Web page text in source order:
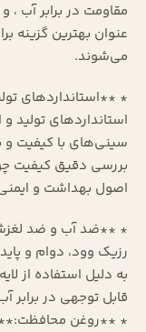
مقاومت در برابر آب
عنوان بهترین گزینه
می‌شوند.
* **استانداردهای
استانداردهای تولید و
سینی‌های با کیفیت و
بررسی دقیق کیفیت
اصول بهداشت و
* **ضد آب و ضد
رزیک وود، دوام و
به دلیل استفاده از
قابل توجهی در برابر
* **روغن محافظت:**